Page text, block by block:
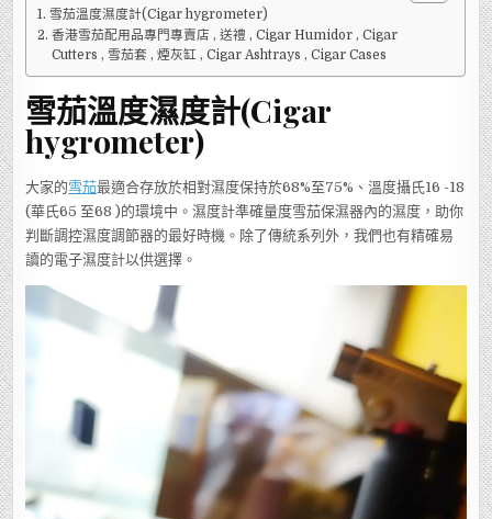
(CIGAR
HYGROMETER)
雪茄溫度濕度計(Cigar hygrometer)
香港雪茄配用品專門專賣店 , 送禮 , Cigar Humidor , Cigar
Cutters , 雪茄套 , 煙灰缸 , Cigar Ashtrays , Cigar Cases
雪茄溫度濕度計(Cigar
hygrometer)
大家的雪茄最適合存放於相對濕度保持於68%至75%、溫度攝氏16 -18
(華氏65 至68 )的環境中。濕度計準確量度雪茄保濕器內的濕度，助你
判斷調控濕度調節器的最好時機。除了傳統系列外，我們也有精確易
讀的電子濕度計以供選擇。